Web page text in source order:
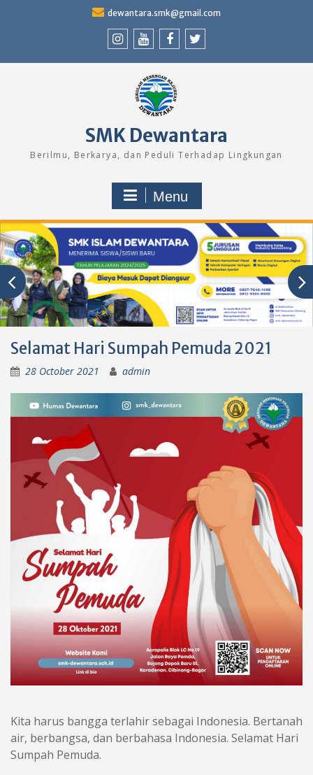
dewantara.smk@gmail.com
SMK Dewantara
Berilmu, Berkarya, dan Peduli Terhadap Lingkungan
Menu
Selamat Hari Sumpah Pemuda 2021
28 October 2021 admin
Kita harus bangga terlahir sebagai Indonesia. Bertanah
air, berbangsa, dan berbahasa Indonesia. Selamat Hari
Sumpah Pemuda.